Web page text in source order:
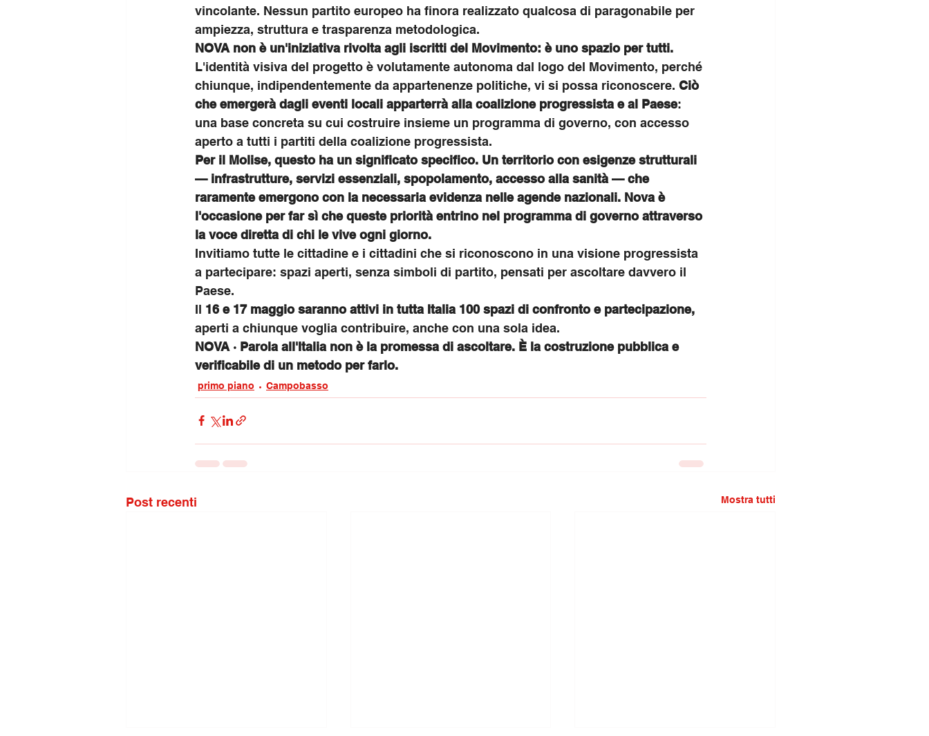
vincolante. Nessun partito europeo ha finora realizzato qualcosa di paragonabile per
ampiezza, struttura e trasparenza metodologica.
NOVA non è un'iniziativa rivolta agli iscritti del Movimento: è uno spazio per tutti.
L'identità visiva del progetto è volutamente autonoma dal logo del Movimento, perché
chiunque, indipendentemente da appartenenze politiche, vi si possa riconoscere. Ciò
che emergerà dagli eventi locali apparterrà alla coalizione progressista e al Paese:
una base concreta su cui costruire insieme un programma di governo, con accesso
aperto a tutti i partiti della coalizione progressista.
Per il Molise, questo ha un significato specifico. Un territorio con esigenze strutturali
— infrastrutture, servizi essenziali, spopolamento, accesso alla sanità — che
raramente emergono con la necessaria evidenza nelle agende nazionali. Nova è
l'occasione per far sì che queste priorità entrino nel programma di governo attraverso
la voce diretta di chi le vive ogni giorno.
Invitiamo tutte le cittadine e i cittadini che si riconoscono in una visione progressista
a partecipare: spazi aperti, senza simboli di partito, pensati per ascoltare davvero il
Paese.
Il 16 e 17 maggio saranno attivi in tutta Italia 100 spazi di confronto e partecipazione,
aperti a chiunque voglia contribuire, anche con una sola idea.
NOVA · Parola all'Italia non è la promessa di ascoltare. È la costruzione pubblica e
verificabile di un metodo per farlo.
primo piano Campobasso
Post recenti Mostra tutti